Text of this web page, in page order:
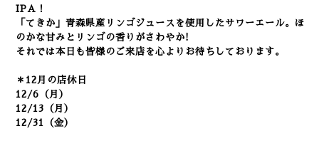
IPA！
「てきか」青森県産リンゴジュースを使用したサワーエール。 ほ
のかな甘みとリンゴの香りがさわやか!
それでは本日も皆様のご来店を心よりお待ちしております。
＊12月の店休日
12/6（月）
12/13（月）
12/31（金）